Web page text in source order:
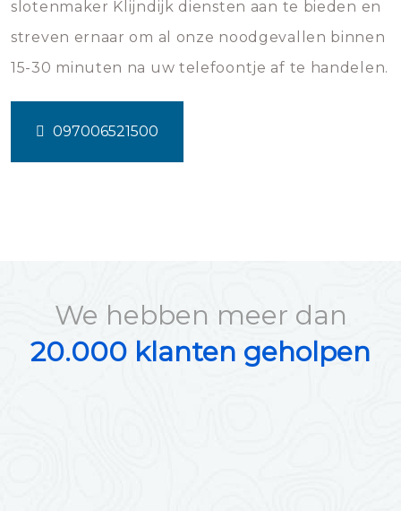
slotenmaker Klijndijk diensten aan te bieden en
streven ernaar om al onze noodgevallen binnen
15-30 minuten na uw telefoontje af te handelen.
097006521500
We hebben meer dan
20.000 klanten geholpen